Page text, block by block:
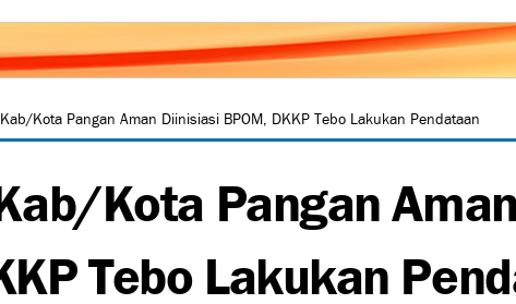
Kota Pangan Aman Diinisiasi BPOM, DKKP Tebo Lakukan Pendataan
Kota Pangan
Tebo Lakukan